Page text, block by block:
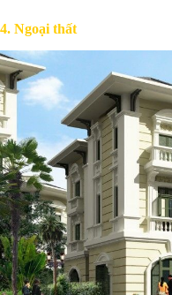
4. Ngoại thất